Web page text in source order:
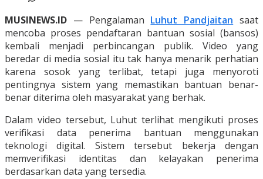
MUSINEWS.ID — Pengalaman Luhut Pandjaitan saat
mencoba proses pendaftaran bantuan sosial (bansos)
kembali menjadi perbincangan publik. Video yang
beredar di media sosial itu tak hanya menarik perhatian
karena sosok yang terlibat, tetapi juga menyoroti
pentingnya sistem yang memastikan bantuan benar-
benar diterima oleh masyarakat yang berhak.
Dalam video tersebut, Luhut terlihat mengikuti proses
verifikasi data penerima bantuan menggunakan
teknologi digital. Sistem tersebut bekerja dengan
memverifikasi identitas dan kelayakan penerima
berdasarkan data yang tersedia.